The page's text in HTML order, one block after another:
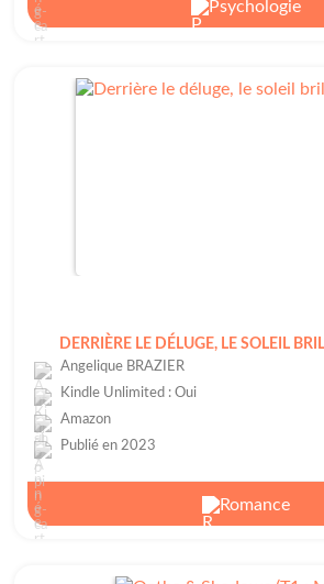
Psychologie
DERRIÈRE LE DÉLUGE, LE SOLEIL
Angelique BRAZIER
Kindle Unlimited : Oui
Amazon
Publié en 2023
Romance